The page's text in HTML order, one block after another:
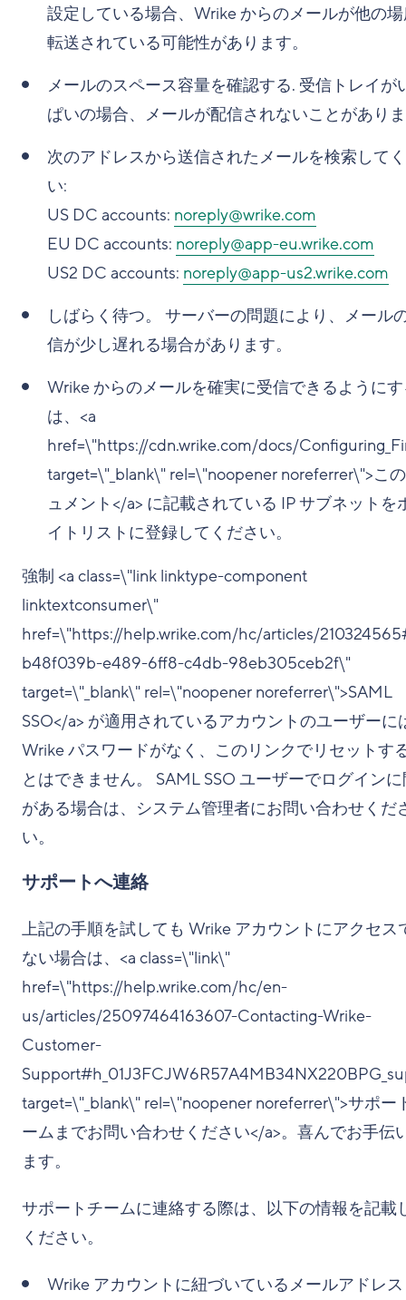
設定している場合、Wrike からのメールが他の
転送されている可能性があります。
メールのスペース容量を確認する. 受信トレイが
ぱいの場合、メールが配信されないことがあり
次のアドレスから送信されたメールを検索して
い:
US DC accounts: noreply@wrike.com
EU DC accounts: noreply@app-eu.wrike.com
US2 DC accounts: noreply@app-us2.wrike.com
しばらく待つ。 サーバーの問題により、メール
信が少し遅れる場合があります。
Wrike からのメールを確実に受信できるように
は、<a
href=\"https://cdn.wrike.com/docs/
target=\"_blank\" rel=\"noopener noreferrer\">こ
ュメント</a> に記載されている IP サブネットを
イトリストに登録してください。
強制 <a class=\"link linktype-component
linktextconsumer\"
href=\"https://help.wrike.com/hc/articles/
b48f039b-e489-6ff8-c4db-98eb305ceb2f\"
target=\"_blank\" rel=\"noopener noreferrer\">SAML
SSO</a> が適用されているアカウントのユーザーに
Wrike パスワードがなく、このリンクでリセットす
とはできません。 SAML SSO ユーザーでログイン
がある場合は、システム管理者にお問い合わせくだ
い。
サポートへ連絡
上記の手順を試しても Wrike アカウントにアクセス
ない場合は、<a class=\"link\"
href=\"https://help.wrike.com/hc/en-
us/articles/25097464163607-Contacting-Wrike-
Customer-
target=\"_blank\" rel=\"noopener noreferrer\">サポー
ームまでお問い合わせください</a>。喜んでお手伝
ます。
サポートチームに連絡する際は、以下の情報を記載
ください。
Wrike アカウントに紐づいているメールアドレス